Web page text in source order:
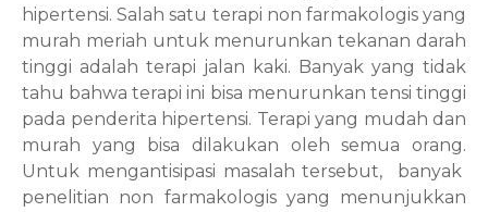
hipertensi. Salah satu terapi non farmakologis yang
murah meriah untuk menurunkan tekanan darah
tinggi adalah terapi jalan kaki. Banyak yang tidak
tahu bahwa terapi ini bisa menurunkan tensi tinggi
pada penderita hipertensi. Terapi yang mudah dan
murah yang bisa dilakukan oleh semua orang.
Untuk mengantisipasi masalah tersebut,
banyak
penelitian non farmakologis yang menunjukkan